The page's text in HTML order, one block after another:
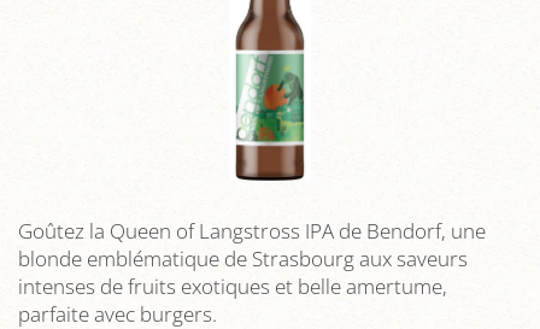
Goûtez la Queen of Langstross IPA de Bendorf, une
blonde emblématique de Strasbourg aux saveurs
intenses de fruits exotiques et belle amertume,
parfaite avec burgers.